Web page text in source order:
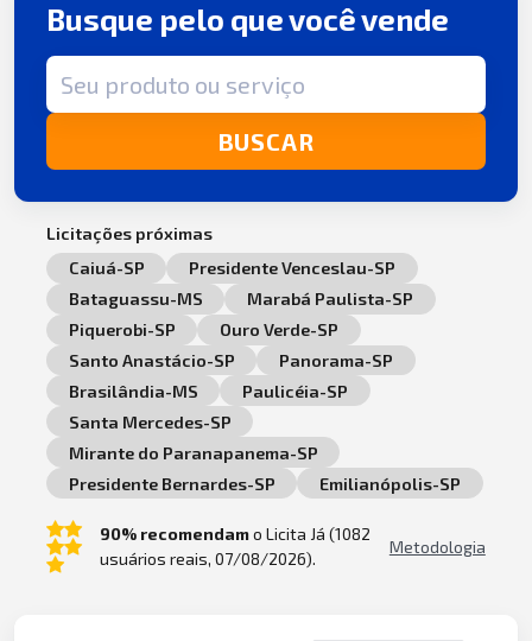
Busque pelo que você vende
Termo de busca
BUSCAR
Licitações próximas
Caiuá-SP
Presidente Venceslau-SP
Bataguassu-MS
Marabá Paulista-SP
Piquerobi-SP
Ouro Verde-SP
Santo Anastácio-SP
Panorama-SP
Brasilândia-MS
Paulicéia-SP
Santa Mercedes-SP
Mirante do Paranapanema-SP
Presidente Bernardes-SP
Emilianópolis-SP
90% recomendamo Licita Já (1082
usuários reais, 07/08/2026).
Metodologia